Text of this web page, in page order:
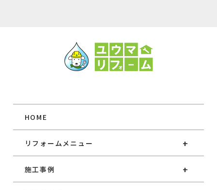
HOME
リフォームメニュー
施工事例